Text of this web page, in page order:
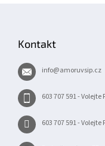
Kontakt
info@amoruvsip.cz
603 707 591 - Volejte
603 707 591 - Volejte